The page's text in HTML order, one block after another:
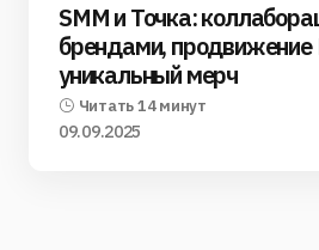
SMM и Точка:
брендами, продвижение
уникальный мерч
Читать 14 минут
09.09.2025